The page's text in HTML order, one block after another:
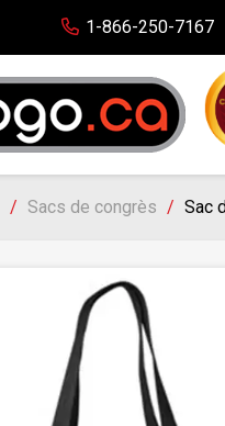
1-866-250-7167
Sacs de congrès Sac